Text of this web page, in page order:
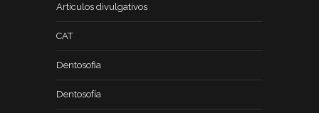
Artículos divulgativos
CAT
Dentosofia
Dentosofía